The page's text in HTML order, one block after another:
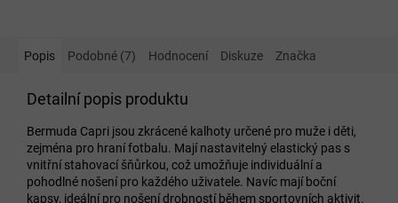
Popis Podobné (7) Hodnocení Diskuze Značka
Detailní popis produktu
Bermuda Capri jsou zkrácené kalhoty určené pro muže i děti,
zejména pro hraní fotbalu. Mají nastavitelný elastický pas s
vnitřní stahovací šňůrkou, což umožňuje individuální a
pohodlné nošení pro každého uživatele. Navíc mají boční
kapsy, ideální pro nošení drobností během sportovních aktivit.